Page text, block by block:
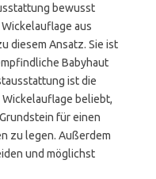
bewusst
aus
diesem Ansatz. Sie ist
Babyhaut
ist die
beliebt,
für einen
zu legen. Außerdem
und möglichst